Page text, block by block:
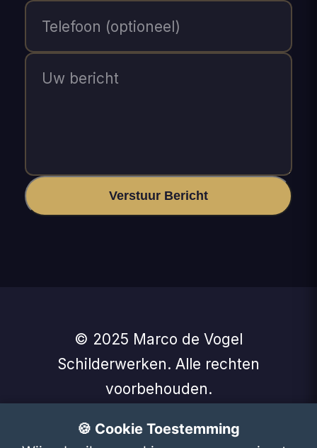
Verstuur Bericht
© 2025 Marco de Vogel
Schilderwerken. Alle rechten
voorbehouden.
maken vanaf €125- SBuilder.nl
🍪 Cookie Toestemming